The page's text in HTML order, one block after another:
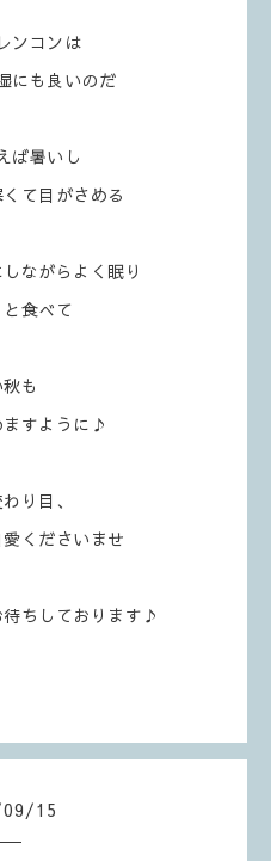
ンコンは
にも良いのだ
ば暑いし
て目がさめる
ながらよく眠り
と食べて
も
すように♪
り目、
くださいませ
ちしております♪
09/15